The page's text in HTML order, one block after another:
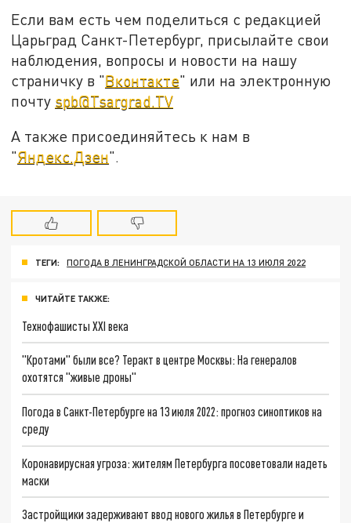
Если вам есть чем поделиться с редакцией
Царьград Санкт-Петербург, присылайте свои
наблюдения, вопросы и новости на нашу
страничку в "Вконтакте" или на электронную
почту spb@Tsargrad.TV
А также присоединяйтесь к нам в
"Яндекс.Дзен".
ТЕГИ: ПОГОДА В ЛЕНИНГРАДСКОЙ ОБЛАСТИ НА 13 ИЮЛЯ 2022
ЧИТАЙТЕ ТАКЖЕ:
Технофашисты XXI века
"Кротами" были все? Теракт в центре Москвы: На генералов
охотятся "живые дроны"
Погода в Санкт-Петербурге на 13 июля 2022: прогноз синоптиков на
среду
Коронавирусная угроза: жителям Петербурга посоветовали надеть
маски
Застройщики задерживают ввод нового жилья в Петербурге и